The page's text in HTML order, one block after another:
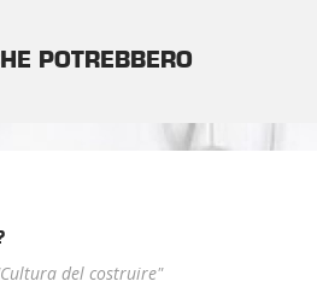
POTREBBERO
del costruire"